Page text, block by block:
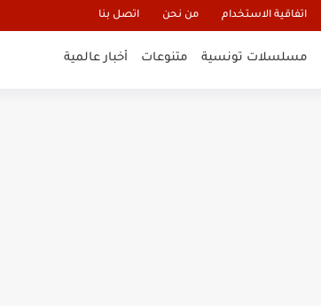
اتفاقية الاستخدام من نحن اتصل بنا
مسلسلات تونسية متنوعات أخبار عالمية